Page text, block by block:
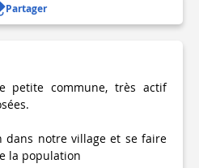
Partager
petite commune, très actif
dans notre village et se faire
la population